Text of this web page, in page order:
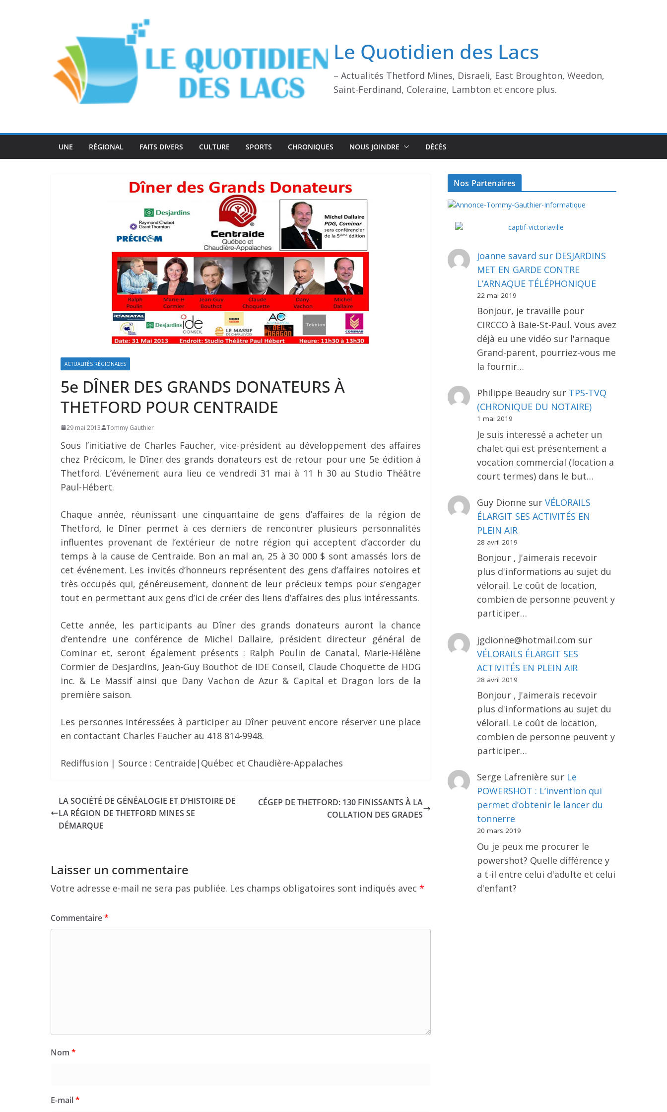
Le Quotidien des Lacs
– Actualités Thetford Mines, Disraeli, East Broughton, Weedon,
Saint-Ferdinand, Coleraine, Lambton et encore plus.
UNE RÉGIONAL FAITS DIVERS CULTURE SPORTS CHRONIQUES NOUS JOINDRE DÉCÈS
ACTUALITÉS RÉGIONALES
5e DÎNER DES GRANDS DONATEURS À
THETFORD POUR CENTRAIDE
29 mai 2013 Tommy Gauthier
Sous l’initiative de Charles Faucher, vice-président au développement des affaires
chez Précicom, le Dîner des grands donateurs est de retour pour une 5e édition à
Thetford. L’événement aura lieu ce vendredi 31 mai à 11 h 30 au Studio Théâtre
Paul-Hébert.
Chaque année, réunissant une cinquantaine de gens d’affaires de la région de
Thetford, le Dîner permet à ces derniers de rencontrer plusieurs personnalités
influentes provenant de l’extérieur de notre région qui acceptent d’accorder du
temps à la cause de Centraide. Bon an mal an, 25 à 30 000 $ sont amassés lors de
cet événement. Les invités d’honneurs représentent des gens d’affaires notoires et
très occupés qui, généreusement, donnent de leur précieux temps pour s’engager
tout en permettant aux gens d’ici de créer des liens d’affaires des plus intéressants.
Cette année, les participants au Dîner des grands donateurs auront la chance
d’entendre une conférence de Michel Dallaire, président directeur général de
Cominar et, seront également présents : Ralph Poulin de Canatal, Marie-Hélène
Cormier de Desjardins, Jean-Guy Bouthot de IDE Conseil, Claude Choquette de HDG
inc. & Le Massif ainsi que Dany Vachon de Azur & Capital et Dragon lors de la
première saison.
Les personnes intéressées à participer au Dîner peuvent encore réserver une place
en contactant Charles Faucher au 418 814-9948.
Rediffusion | Source : Centraide|Québec et Chaudière-Appalaches
LA SOCIÉTÉ DE GÉNÉALOGIE ET D’HISTOIRE DE
LA RÉGION DE THETFORD MINES SE
DÉMARQUE
CÉGEP DE THETFORD: 130 FINISSANTS À LA
COLLATION DES GRADES
Laisser un commentaire
Votre adresse e-mail ne sera pas publiée. Les champs obligatoires sont indiqués avec *
Commentaire*
Nom *
E-mail*
Nos Partenaires
joanne savard sur DESJARDINS
MET EN GARDE CONTRE
L’ARNAQUE TÉLÉPHONIQUE
22 mai 2019
Bonjour, je travaille pour
CIRCCO à Baie-St-Paul. Vous avez
déjà eu une vidéo sur l'arnaque
Grand-parent, pourriez-vous me
la fournir…
Philippe Beaudrysur TPS-TVQ
(CHRONIQUE DU NOTAIRE)
1 mai 2019
Je suis interessé a acheter un
chalet qui est présentement a
vocation commercial (location a
court termes) dans le but…
Guy Dionne sur VÉLORAILS
ÉLARGIT SES ACTIVITÉS EN
PLEIN AIR
28 avril 2019
Bonjour , J'aimerais recevoir
plus d'informations au sujet du
vélorail. Le coût de location,
combien de personne peuvent y
participer…
jgdionne@hotmail.com sur
VÉLORAILS ÉLARGIT SES
ACTIVITÉS EN PLEIN AIR
28 avril 2019
Bonjour , J'aimerais recevoir
plus d'informations au sujet du
vélorail. Le coût de location,
combien de personne peuvent y
participer…
Serge Lafrenière sur Le
POWERSHOT : L’invention qui
permet d’obtenir le lancer du
tonnerre
20 mars 2019
Ou je peux me procurer le
powershot? Quelle différence y
a t-il entre celui d'adulte et celui
d'enfant?